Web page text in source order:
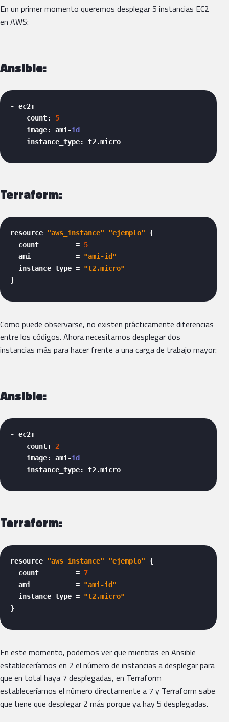
En un primer momento queremos desplegar 5 instancias EC2
en AWS:
Ansible:
- ec2:
    count:
5
    image: ami-
id
    instance_type: t2.micro
Terraform:
resource "aws_instance" "ejemplo" {
  count         =
5
  ami           =
"ami-id"
  instance_type =
"t2.micro"
}
Como puede observarse, no existen prácticamente diferencias
entre los códigos. Ahora necesitamos desplegar dos
instancias más para hacer frente a una carga de trabajo mayor:
Ansible:
- ec2:
    count:
2
    image: ami-
id
    instance_type: t2.micro
Terraform:
resource "aws_instance" "ejemplo" {
  count         =
7
  ami           =
"ami-id"
  instance_type =
"t2.micro"
}
En este momento, podemos ver que mientras en Ansible
estableceríamos en 2 el número de instancias a desplegar para
que en total haya 7 desplegadas, en Terraform
estableceríamos el número directamente a 7 y Terraform sabe
que tiene que desplegar 2 más porque ya hay 5 desplegadas.